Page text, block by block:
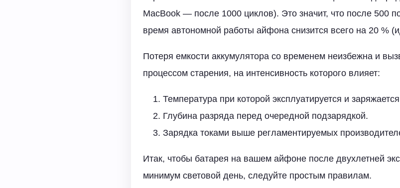
MacBook — после 1000 циклов). Это значит, что после 500
время автономной работы айфона снизится всего на 20 %
Потеря емкости аккумулятора со временем неизбежна и
процессом старения, на интенсивность которого влияет:
Температура при которой эксплуатируется и
Глубина разряда перед очередной подзарядкой.
Зарядка токами выше регламентируемых
Итак, чтобы батарея на вашем айфоне после двухлетней
минимум световой день, следуйте простым правилам.